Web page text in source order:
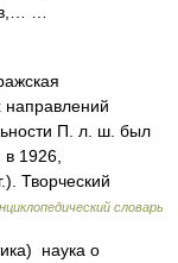
…
направлений
П. л. ш. был
1926,
Творческий
словарь
наука о